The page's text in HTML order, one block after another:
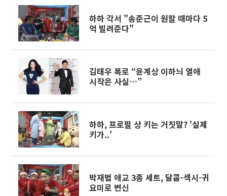
하하 각서 "송준근이 원할 때마다 5
억 빌려준다"
김태우 폭로 “윤계상 이하늬 열애
시작은 사실…”
하하, 프로필 상 키는 거짓말? '실제
키가..'
박재범 애교 3종 세트, 달콤-섹시-귀
요미로 변신